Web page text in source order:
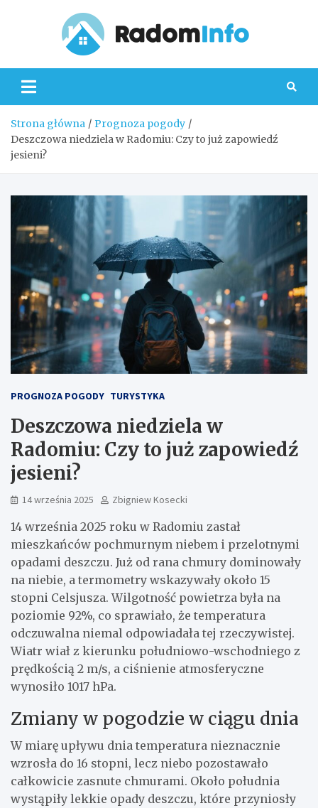
Strona główna
Prognoza pogody
Deszczowa niedziela w Radomiu: Czy to już zapowiedź
jesieni?
PROGNOZA POGODY TURYSTYKA
Deszczowa niedziela w
Radomiu: Czy to już zapowiedź
jesieni?
14 września 2025 Zbigniew Kosecki
14 września 2025 roku w Radomiu zastał
mieszkańców pochmurnym niebem i przelotnymi
opadami deszczu. Już od rana chmury dominowały
na niebie, a termometry wskazywały około 15
stopni Celsjusza. Wilgotność powietrza była na
poziomie 92%, co sprawiało, że temperatura
odczuwalna niemal odpowiadała tej rzeczywistej.
Wiatr wiał z kierunku południowo-wschodniego z
prędkością 2 m/s, a ciśnienie atmosferyczne
wynosiło 1017 hPa.
Zmiany w pogodzie w ciągu dnia
W miarę upływu dnia temperatura nieznacznie
wzrosła do 16 stopni, lecz niebo pozostawało
całkowicie zasnute chmurami. Około południa
wystąpiły lekkie opady deszczu, które przyniosły